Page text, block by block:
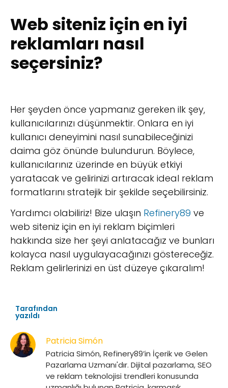
Web siteniz için en iyi
reklamları nasıl
seçersiniz?
Her şeyden önce yapmanız gereken ilk şey,
kullanıcılarınızı düşünmektir. Onlara en iyi
kullanıcı deneyimini nasıl sunabileceğinizi
daima göz önünde bulundurun. Böylece,
kullanıcılarınız üzerinde en büyük etkiyi
yaratacak ve gelirinizi artıracak ideal reklam
formatlarını stratejik bir şekilde seçebilirsiniz.
Yardımcı olabiliriz! Bize ulaşın Refinery89 ve
web siteniz için en iyi reklam biçimleri
hakkında size her şeyi anlatacağız ve bunları
kolayca nasıl uygulayacağınızı göstereceğiz.
Reklam gelirlerinizi en üst düzeye çıkaralım!
Tarafından
yazıldı
Patricia Simón
Patricia Simón, Refinery89’in İçerik ve Gelen
Pazarlama Uzmanı'dır. Dijital pazarlama, SEO
ve reklam teknolojisi trendleri konusunda